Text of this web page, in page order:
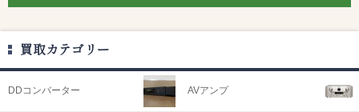
買取カテゴリー
DDコンバーター AVアンプ